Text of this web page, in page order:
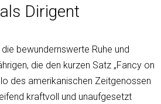
Dirigent
bewundernswerte Ruhe und
die den kurzen Satz „Fancy on
des amerikanischen Zeitgenossen
kraftvoll und unaufgesetzt